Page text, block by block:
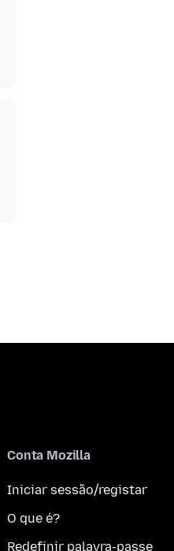
Conta Mozilla
Iniciar sessão/registar
O que é?
Redefinir palavra-passe